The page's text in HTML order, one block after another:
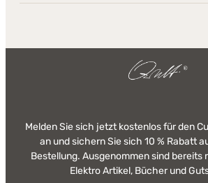
Melden Sie sich jetzt kostenlos für den
an und sichern Sie sich 10 % Rabatt
Bestellung. Ausgenommen sind bereits
Elektro Artikel, Bücher und